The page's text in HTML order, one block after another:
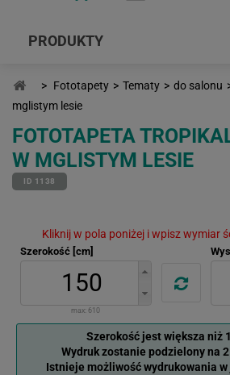
PRODUKTY
> Fototapety > Tematy > do salonu
mglistym lesie
FOTOTAPETA
W MGLISTYM LESIE
ID 1138
Kliknij w pola poniżej i wpisz wymiar
Szerokość [cm]
max: 610
Szerokość jest większa niż
Wydruk zostanie podzielony na
Istnieje możliwość wydrukowania w